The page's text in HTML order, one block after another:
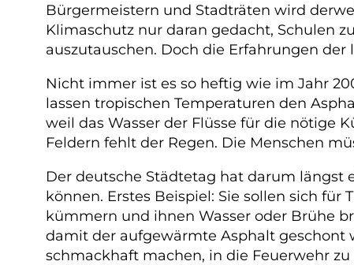
Bürgermeistern und Stadträten wird
Klimaschutz nur daran gedacht, Schulen
auszutauschen. Doch die Erfahrungen
Nicht immer ist es so heftig wie im Jahr
lassen tropischen Temperaturen den
weil das Wasser der Flüsse für die nötige
Feldern fehlt der Regen. Die Menschen
Der deutsche Städtetag hat darum längst
können. Erstes Beispiel: Sie sollen sich
kümmern und ihnen Wasser oder Brühe
damit der aufgewärmte Asphalt geschont
schmackhaft machen, in die Feuerwehr